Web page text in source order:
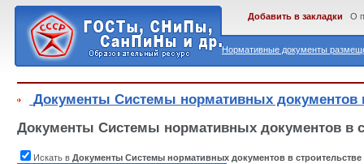
Нормативные документы
Добавить в закладки О
Документы Системы нормативных документов
Документы Системы нормативных документов в
Искать в Документы Системы нормативных документов в строительстве